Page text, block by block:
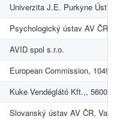
Univerzita J.E. Purkyne Ústí
Psychologický ústav AV ČR
AVID spol s.r.o.
European Commission, 1049
Kuke Vendéglátó Kft.,, 5600
Slovanský ústav AV ČR,